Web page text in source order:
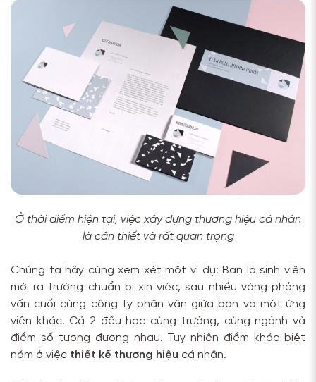
Ở thời điểm hiện tại, việc xây dựng thương hiệu cá nhân
là cần thiết và rất quan trọng
Chúng ta hãy cùng xem xét một ví dụ: Bạn là sinh viên
mới ra trường chuẩn bị xin việc, sau nhiều vòng phỏng
vấn cuối cùng công ty phân vân giữa bạn và một ứng
viên khác. Cả 2 đều học cùng trường, cùng ngành và
điểm số tương đương nhau. Tuy nhiên điểm khác biệt
nằm ở việc thiết kế thương hiệu cá nhân.